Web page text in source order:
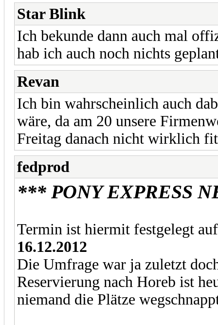
Star Blink
Ich bekunde dann auch mal
hab ich auch noch nichts
Revan
Ich bin wahrscheinlich auch
wäre, da am 20 unsere
Freitag danach nicht wirklich
fedprod
*** PONY EXPRESS
Termin ist hiermit festgelegt
16.12.2012
Die Umfrage war ja zuletzt
Reservierung nach Horeb ist
niemand die Plätze